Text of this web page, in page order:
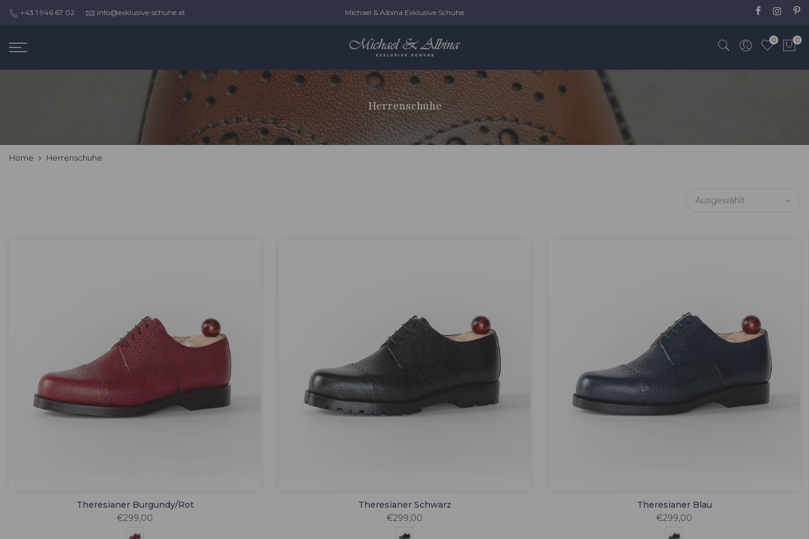
Zum
Inhalt
+43 1 946 67 02 info@exklusive-schuhe.at Michael & Albina Exklusive Schuhe
0 0
Herrenschuhe
Home Herrenschuhe
Ausgewählt
Theresianer Burgundy/Rot
€299,00
Theresianer Schwarz
€299,00
Theresianer Blau
€299,00